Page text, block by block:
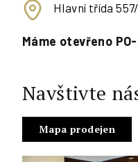
Hlavní třída
Máme otevřeno
Navštivte
Mapa prodejen